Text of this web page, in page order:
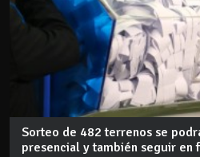
Sorteo de 482 terrenos se
presencial y también seguir en